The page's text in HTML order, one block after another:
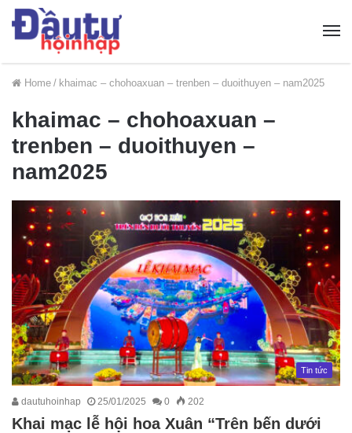
Home / khaimac – chohoaxuan – trenben – duoithuyen – nam2025
khaimac – chohoaxuan –
trenben – duoithuyen –
nam2025
Tin tức
dautuhoinhap 25/01/2025 0 202
Khai mạc lễ hội hoa Xuân “Trên bến dưới